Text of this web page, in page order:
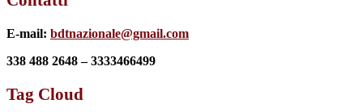
E-mail: bdtnazionale@gmail.com
338 488 2648 – 3333466499
Tag Cloud